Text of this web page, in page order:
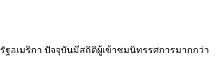
ฐอเมริกา ปัจจุบันมีสถิติผู้เข้าชมนิทรรศการมากกว่า